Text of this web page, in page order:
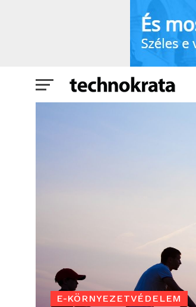
Már Szingapúrban is
E-KÖRNYEZETVÉDELEM